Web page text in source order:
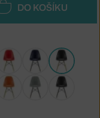
DO KOŠÍKU